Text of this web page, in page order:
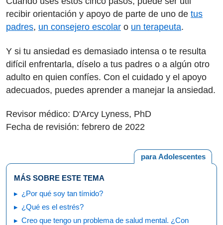
recibir orientación y apoyo de parte de uno de tus
padres, un consejero escolar o un terapeuta.
Y si tu ansiedad es demasiado intensa o te resulta
difícil enfrentarla, díselo a tus padres o a algún otro
adulto en quien confíes. Con el cuidado y el apoyo
adecuados, puedes aprender a manejar la ansiedad.
Revisor médico: D'Arcy Lyness, PhD
Fecha de revisión: febrero de 2022
para Adolescentes
MÁS SOBRE ESTE TEMA
¿Por qué soy tan tímido?
¿Qué es el estrés?
Creo que tengo un problema de salud mental. ¿Con